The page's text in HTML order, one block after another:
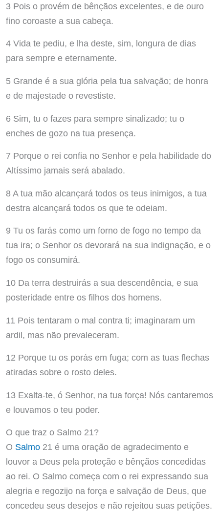
3 Pois o provém de bênçãos excelentes, e de ouro
fino coroaste a sua cabeça.
4 Vida te pediu, e lha deste, sim, longura de dias
para sempre e eternamente.
5 Grande é a sua glória pela tua salvação; de honra
e de majestade o revestiste.
6 Sim, tu o fazes para sempre sinalizado; tu o
enches de gozo na tua presença.
7 Porque o rei confia no Senhor e pela habilidade do
Altíssimo jamais será abalado.
8 A tua mão alcançará todos os teus inimigos, a tua
destra alcançará todos os que te odeiam.
9 Tu os farás como um forno de fogo no tempo da
tua ira; o Senhor os devorará na sua indignação, e o
fogo os consumirá.
10 Da terra destruirás a sua descendência, e sua
posteridade entre os filhos dos homens.
11 Pois tentaram o mal contra ti; imaginaram um
ardil, mas não prevaleceram.
12 Porque tu os porás em fuga; com as tuas flechas
atiradas sobre o rosto deles.
13 Exalta-te, ó Senhor, na tua força! Nós cantaremos
e louvamos o teu poder.
O que traz o Salmo 21?
O Salmo21 é uma oração de agradecimento e
louvor a Deus pela proteção e bênçãos concedidas
ao rei. O Salmo começa com o rei expressando sua
alegria e regozijo na força e salvação de Deus, que
concedeu seus desejos e não rejeitou suas petições.